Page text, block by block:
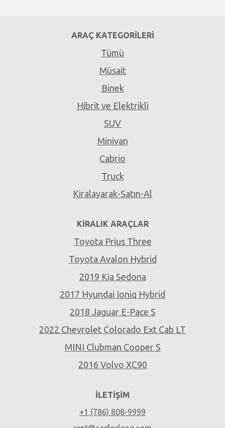
ARAÇ KATEGORILERI
Tümü
Müsait
Binek
Hibrit ve Elektrikli
SUV
Minivan
Cabrio
Truck
Kiralayarak-Satın-Al
KIRALIK ARAÇLAR
Toyota Prius Three
Toyota Avalon Hybrid
2019 Kia Sedona
2017 Hyundai Ioniq Hybrid
2018 Jaguar E-Pace S
2022 Chevrolet Colorado Ext Cab LT
MINI Clubman Cooper S
2016 Volvo XC90
İLETIŞIM
+1 (786) 808-9999